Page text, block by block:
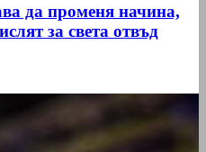
да променя начина,
за света отвъд